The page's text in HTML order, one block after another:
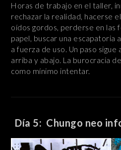
Horas de trabajo en el taller,
rechazar la realidad, hacerse
oídos gordos, perderse en las
papel, buscar una escapatoria
a fuerza de uso. Un paso sigue
arriba y abajo. La burocracia
como mínimo intentar.
Día 5: Chungo neo